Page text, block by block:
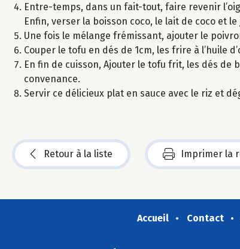
Entre-temps, dans un fait-tout, faire revenir
Enfin, verser la boisson coco, le lait de coco et
Une fois le mélange frémissant, ajouter le
Couper le tofu en dés de 1cm, les frire à l’huile
En fin de cuisson, Ajouter le tofu frit, les dés
convenance.
Servir ce délicieux plat en sauce avec le riz et
Retour à la liste Imprimer la
Accueil Contact